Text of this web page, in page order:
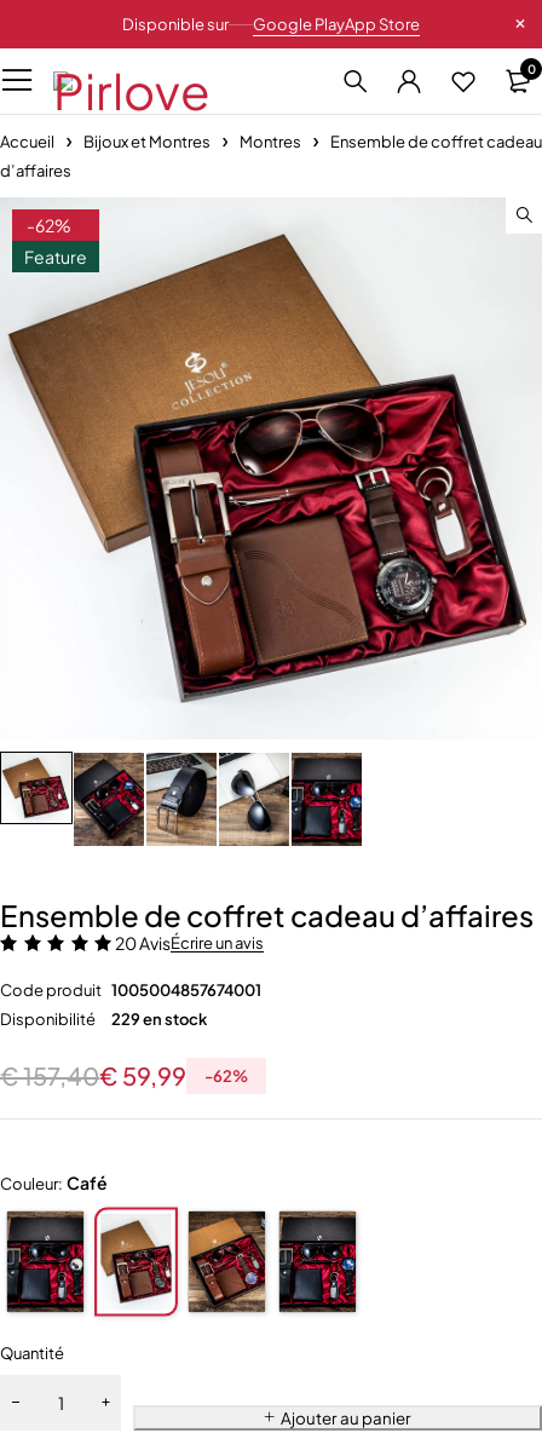
Disponible sur Google PlayApp Store
0
Accueil Bijoux et Montres Montres
Ensemble de coffret cadeau
d’affaires
-62%
Feature
Ensemble de coffret cadeau d’affaires
20 AvisÉcrire un avis
Code produit 1005004857674001
Disponibilité
229 en stock
€157,40€ 59,99 -62%
Couleur: Café
Quantité
Ajouter au panier